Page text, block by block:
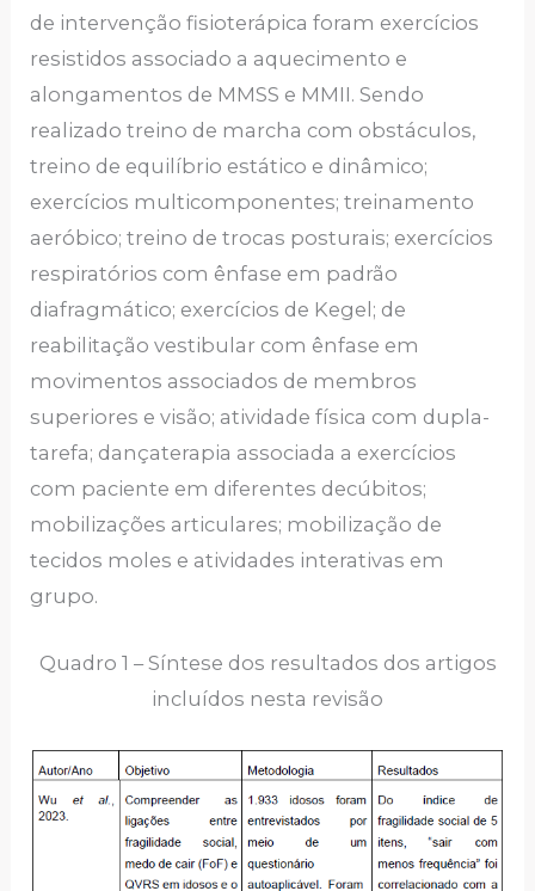
de intervenção fisioterápica foram exercícios
resistidos associado a aquecimento e
alongamentos de MMSS e MMII. Sendo
realizado treino de marcha com obstáculos,
treino de equilíbrio estático e dinâmico;
exercícios multicomponentes; treinamento
aeróbico; treino de trocas posturais; exercícios
respiratórios com ênfase em padrão
diafragmático; exercícios de Kegel; de
reabilitação vestibular com ênfase em
movimentos associados de membros
superiores e visão; atividade física com dupla-
tarefa; dançaterapia associada a exercícios
com paciente em diferentes decúbitos;
mobilizações articulares; mobilização de
tecidos moles e atividades interativas em
grupo.
Quadro 1 – Síntese dos resultados dos artigos
incluídos nesta revisão